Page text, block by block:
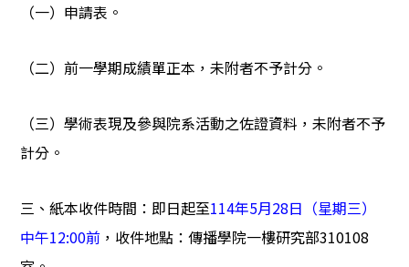
（一）申請表。
（二）前一學期成績單正本，未附者不予計分。
（三）學術表現及參與院系活動之佐證資料，未附者不予
計分。
三、紙本收件時間：即日起至114年5月28日（星期三）
中午12:00前 ，收件地點：傳播學院一樓研究部310108